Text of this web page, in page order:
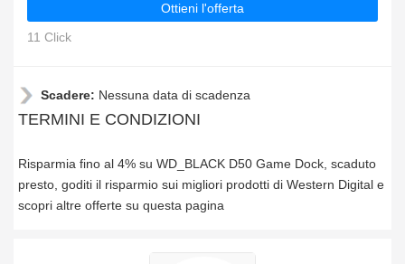
Ottieni l'offerta
11 Click
Scadere: Nessuna data di scadenza
TERMINI E CONDIZIONI
Risparmia fino al 4% su WD_BLACK D50 Game Dock, scaduto
presto, goditi il risparmio sui migliori prodotti di Western Digital e
scopri altre offerte su questa pagina